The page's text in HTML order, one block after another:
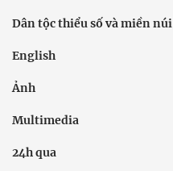
Dân tộc thiểu số và miền núi
English
Ảnh
Multimedia
24h qua